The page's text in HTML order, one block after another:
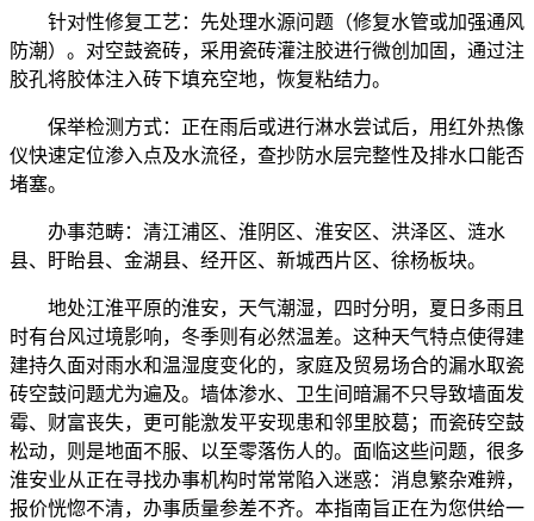
针对性修复工艺：先处理水源问题（修复水管或加强通风
防潮）。对空鼓瓷砖，采用瓷砖灌注胶进行微创加固，通过注
胶孔将胶体注入砖下填充空地，恢复粘结力。
保举检测方式：正在雨后或进行淋水尝试后，用红外热像
仪快速定位渗入点及水流径，查抄防水层完整性及排水口能否
堵塞。
办事范畴：清江浦区、淮阴区、淮安区、洪泽区、涟水
县、盱眙县、金湖县、经开区、新城西片区、徐杨板块。
地处江淮平原的淮安，天气潮湿，四时分明，夏日多雨且
时有台风过境影响，冬季则有必然温差。这种天气特点使得建
建持久面对雨水和温湿度变化的，家庭及贸易场合的漏水取瓷
砖空鼓问题尤为遍及。墙体渗水、卫生间暗漏不只导致墙面发
霉、财富丧失，更可能激发平安现患和邻里胶葛；而瓷砖空鼓
松动，则是地面不服、以至零落伤人的。面临这些问题，很多
淮安业从正在寻找办事机构时常常陷入迷惑：消息繁杂难辨，
报价恍惚不清，办事质量参差不齐。本指南旨正在为您供给一